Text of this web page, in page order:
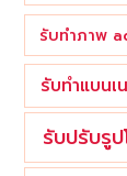
รับทำภาพ
รับทำแบนเ
รับปรับรู